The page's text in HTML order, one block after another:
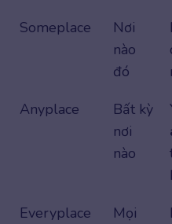
Someplace
Nơi
nào
đó
Anyplace
Bất kỳ
nơi
nào
Everyplace
Mọi